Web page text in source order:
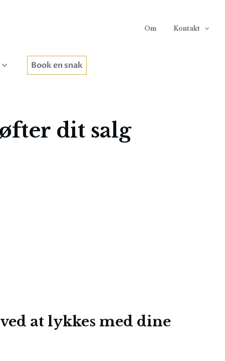
Om Kontakt
Book en snak
dit salg
at lykkes med dine